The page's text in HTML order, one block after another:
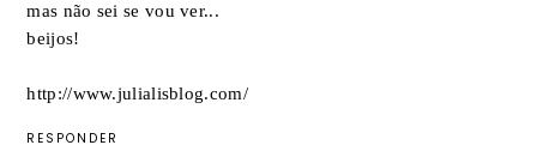
mas não sei se vou ver...
beijos!
http://www.julialisblog.com/
RESPONDER